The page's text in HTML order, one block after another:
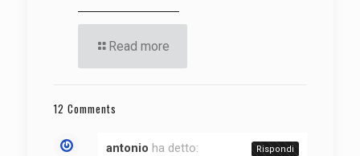
Read more
12 Comments
antonio ha detto: Rispondi